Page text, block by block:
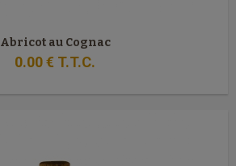
Abricot au Cognac
0.00€ T.T.C.